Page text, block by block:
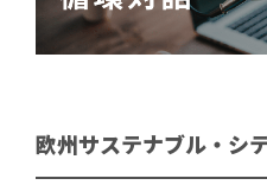
欧州サステナブル・シ